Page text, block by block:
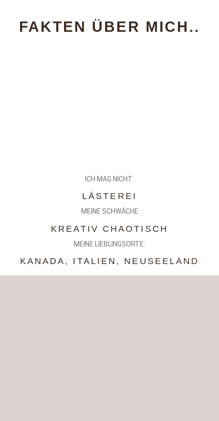
FAKTEN ÜBER MICH..
ICH MAG NICHT:
LÄSTEREI
MEINE SCHWÄCHE
KREATIV CHAOTISCH
MEINE LIEBLINGSORTE:
KANADA, ITALIEN, NEUSEELAND